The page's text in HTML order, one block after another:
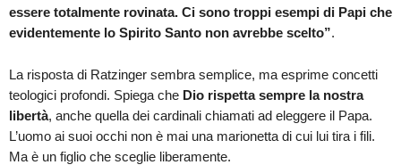
essere totalmente rovinata. Ci sono troppi esempi di Papi che
evidentemente lo Spirito Santo non avrebbe scelto”.
La risposta di Ratzinger sembra semplice, ma esprime concetti
teologici profondi. Spiega che Dio rispetta sempre la nostra
libertà, anche quella dei cardinali chiamati ad eleggere il Papa.
L’uomo ai suoi occhi non è mai una marionetta di cui lui tira i fili.
Ma è un figlio che sceglie liberamente.